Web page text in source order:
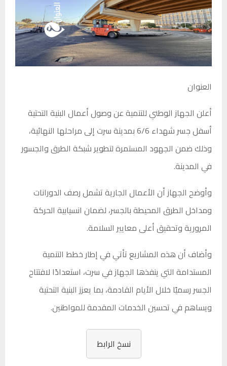
العنوان
أعلن الجهاز الوطني للتنمية عن وصول أعمال البنية التحتية
أسفل جسر شهداء 6/6 بمدينة سرت إلى مراحلها النهائية،
وذلك ضمن الجهود المستمرة لتطوير شبكة الطرق والجسور
في المدينة.
وأوضح الجهاز أن الأعمال الجارية تشمل رصف الدورانات
ومداخل الطرق المحيطة بالجسر، لضمان انسيابية الحركة
المرورية وتحقيق أعلى معايير السلامة.
وأضاف أن هذه المشاريع تأتي في إطار خطط التنمية
المستدامة التي ينفذها الجهاز في سرت، استعدادًا لافتتاح
الجسر رسميًا خلال الأيام القادمة، بما يعزز البنية التحتية
ويساهم في تحسين الخدمات المقدمة للمواطنين.
نسخ الرابط